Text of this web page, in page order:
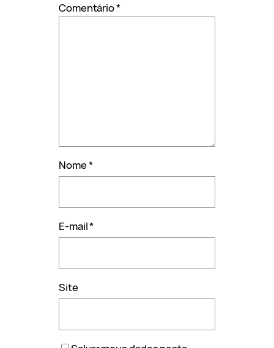
Comentário*
Nome*
E-mail*
Site